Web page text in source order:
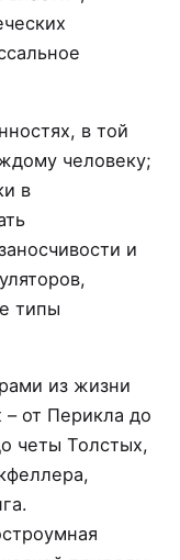
в той
человеку;
в
и
типы
из жизни
от Перикла до
четы Толстых,